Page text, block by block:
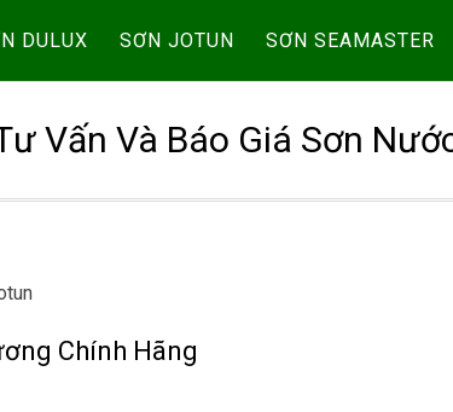
DULUX SƠN JOTUN SƠN SEAMASTER
Vấn Và Báo Giá Sơn
Chính Hãng